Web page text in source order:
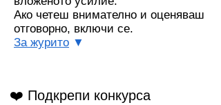
Ако четеш внимателно и оценяваш
отговорно, включи се.
За журито ▼
❤️ Подкрепи конкурса